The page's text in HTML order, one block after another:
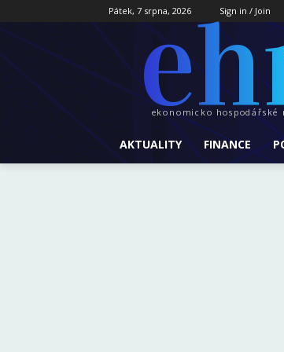
Pátek, 7 srpna, 2026 Sign in / Join
ekonomicko hospodářské
AKTUALITY FINANCE